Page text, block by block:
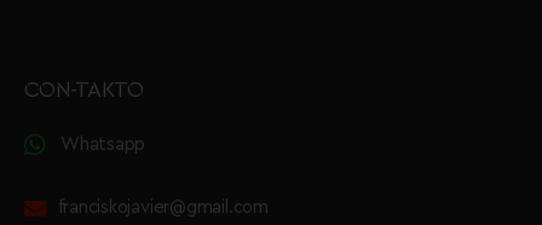
CON-TAKTO
Whatsapp
franciskojavier@gmail.com